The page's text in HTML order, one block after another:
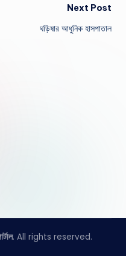
Next Post
ঘড়িষার আধুনিক হাসপাতাল
. All rights reserved.